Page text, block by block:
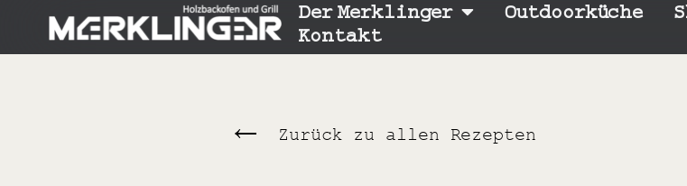
Der Merklinger Outdoorküche
Kontakt
Zurück zu allen Rezepten